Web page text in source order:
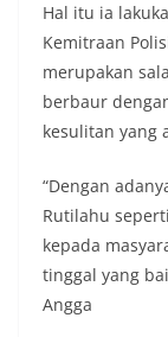
Hal itu ia
Kemitraan
merupakan
berbaur
kesulitan yang
“Dengan
Rutilahu
kepada
tinggal yang
Angga